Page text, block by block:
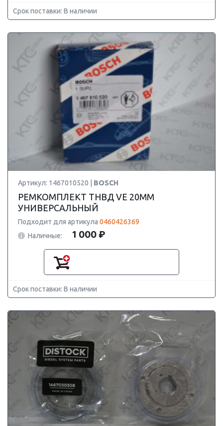
Срок поставки: В наличии
Артикул: 1467010520 | BOSCH
РЕМКОМПЛЕКТ ТНВД VE 20MM
УНИВЕРСАЛЬНЫЙ
Подходит для артикула 0460426369
Наличные:
1 000 ₽
Срок поставки: В наличии